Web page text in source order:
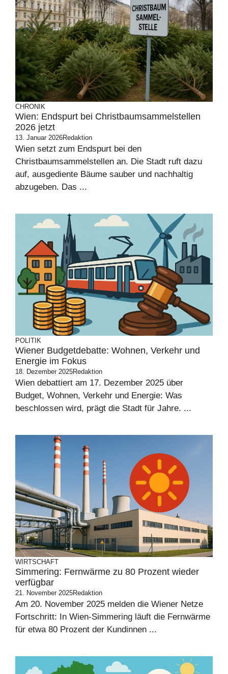
CHRONIK
Wien: Endspurt bei Christbaumsammelstellen
2026 jetzt
13. Januar 2026Redaktion
Wien setzt zum Endspurt bei den
Christbaumsammelstellen an. Die Stadt ruft dazu
auf, ausgediente Bäume sauber und nachhaltig
abzugeben. Das ...
POLITIK
Wiener Budgetdebatte: Wohnen, Verkehr und
Energie im Fokus
18. Dezember 2025Redaktion
Wien debattiert am 17. Dezember 2025 über
Budget, Wohnen, Verkehr und Energie: Was
beschlossen wird, prägt die Stadt für Jahre. ...
WIRTSCHAFT
Simmering: Fernwärme zu 80 Prozent wieder
verfügbar
21. November 2025Redaktion
Am 20. November 2025 melden die Wiener Netze
Fortschritt: In Wien-Simmering läuft die Fernwärme
für etwa 80 Prozent der Kundinnen ...